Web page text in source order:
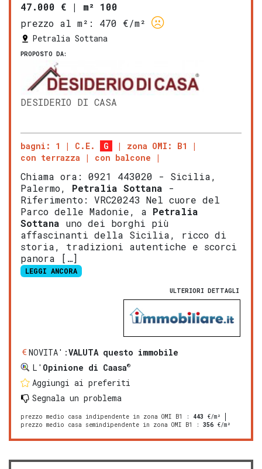
47.000 € | m² 100
prezzo al m²:
470 €/m²
Petralia Sottana
PROPOSTO DA:
DESIDERIO DI CASA
bagni: 1 C.E. G
zona OMI: B1
con terrazza
con balcone
Chiama ora: 0921 443020 - Sicilia,
Palermo, Petralia Sottana -
Riferimento: VRC20243 Nel cuore del
Parco delle Madonie, a Petralia
Sottana uno dei borghi più
affascinanti della Sicilia, ricco di
storia, tradizioni autentiche e scorci
panora […]
LEGGI ANCORA
ULTERIORI DETTAGLI
NOVITA':VALUTA questo immobile
L' Opinione di Caasa®
Aggiungi ai preferiti
Segnala un problema
prezzo medio casa indipendente in zona OMI B1 : 443 €/m²
prezzo medio casa semindipendente in zona OMI B1
: 356 €/m²